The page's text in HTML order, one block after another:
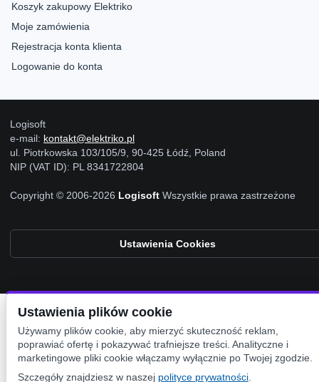
Koszyk zakupowy Elektriko
Moje zamówienia
Rejestracja konta klienta
Logowanie do konta
Logisoft
e-mail: kontakt@elektriko.pl
ul. Piotrkowska 103/105/9, 90-425 Łódź, Poland
NIP (VAT ID): PL 8341722804
Copyright © 2006-2026 Logisoft Wszystkie prawa zastrzeżone
Ustawienia Cookies
Ustawienia plików cookie
Używamy plików cookie, aby mierzyć skuteczność reklam,
poprawiać ofertę i pokazywać trafniejsze treści. Analityczne i
marketingowe pliki cookie włączamy wyłącznie po Twojej zgodzie.
Szczegóły znajdziesz w naszej polityce prywatności